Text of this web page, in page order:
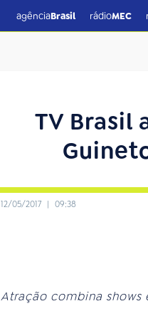
agênciaBrasil rádioMEC
TV Brasil
12/05/2017 | 09:38
Atração combina shows